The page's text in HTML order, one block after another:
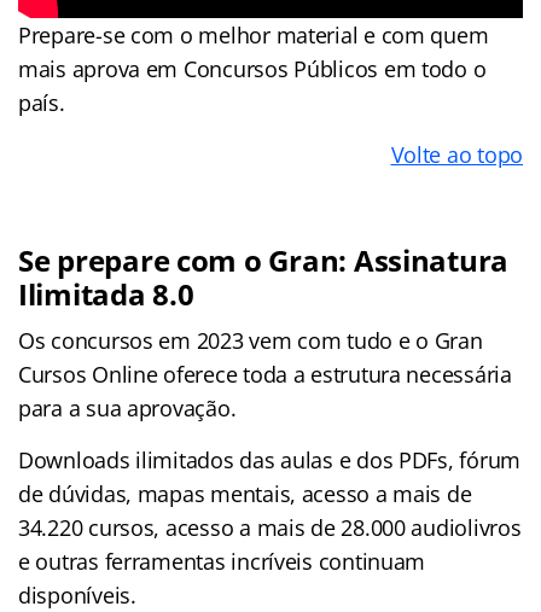
Prepare-se com o melhor material e com quem
mais aprova em Concursos Públicos em todo o
país.
Volte ao topo
Se prepare com o Gran: Assinatura
Ilimitada 8.0
Os concursos em 2023 vem com tudo e o Gran
Cursos Online oferece toda a estrutura necessária
para a sua aprovação.
Downloads ilimitados das aulas e dos PDFs, fórum
de dúvidas, mapas mentais, acesso a mais de
34.220 cursos, acesso a mais de 28.000 audiolivros
e outras ferramentas incríveis continuam
disponíveis.